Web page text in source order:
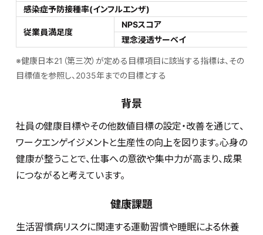
感染症予防接種率(インフルエンザ)
従業員満足度
NPSスコア
理念浸透サーベイ
※健康日本21（第三次）が定める目標項目に該当する指標は、その
目標値を参照し、2035年までの目標とする
背景
社員の健康目標やその他数値目標の設定・改善を通じて、
ワークエンゲイジメントと生産性の向上を図ります。心身の
健康が整うことで、仕事への意欲や集中力が高まり、成果
につながると考えています。
健康課題
生活習慣病リスクに関連する運動習慣や睡眠による休養